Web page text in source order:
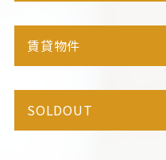
賃貸物件
SOLDOUT